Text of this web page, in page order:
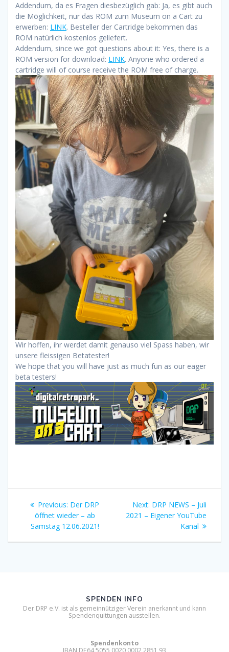
Addendum, da es Fragen diesbezüglich gab: Ja, es gibt auch
die Möglichkeit, nur das ROM zum Museum on a Cart zu
erwerben: LINK. Besteller der Cartridge bekommen das
ROM natürlich kostenlos geliefert.
Addendum, since we got questions about it: Yes, there is a
ROM version for download: LINK. Anyone who ordered a
cartridge will of course receive the ROM free of charge.
Wir hoffen, ihr werdet damit genauso viel Spass haben, wir
unsere fleissigen Betatester!
We hope that you will have just as much fun as our eager
beta testers!
Beitragsnavigation
Previous: Previous
post:
Der DRP
öffnet wieder – ab
Samstag 12.06.2021!
Next: Next
post:
DRP NEWS – Juli
2021 – Eigener YouTube
Kanal
SPENDEN INFO
Der DRP e.V. ist als gemeinnütziger Verein anerkannt und kann
Spendenquittungen ausstellen.
Spendenkonto
IBAN DE64 5055 0020 0002 2851 93